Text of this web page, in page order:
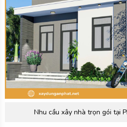
Nhu cầu xây nhà trọn gói tại